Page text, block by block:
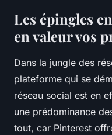
Les épingles
en valeur vos
Dans la jungle des
plateforme qui se
réseau social est en
une prédominance
tout, car Pinterest